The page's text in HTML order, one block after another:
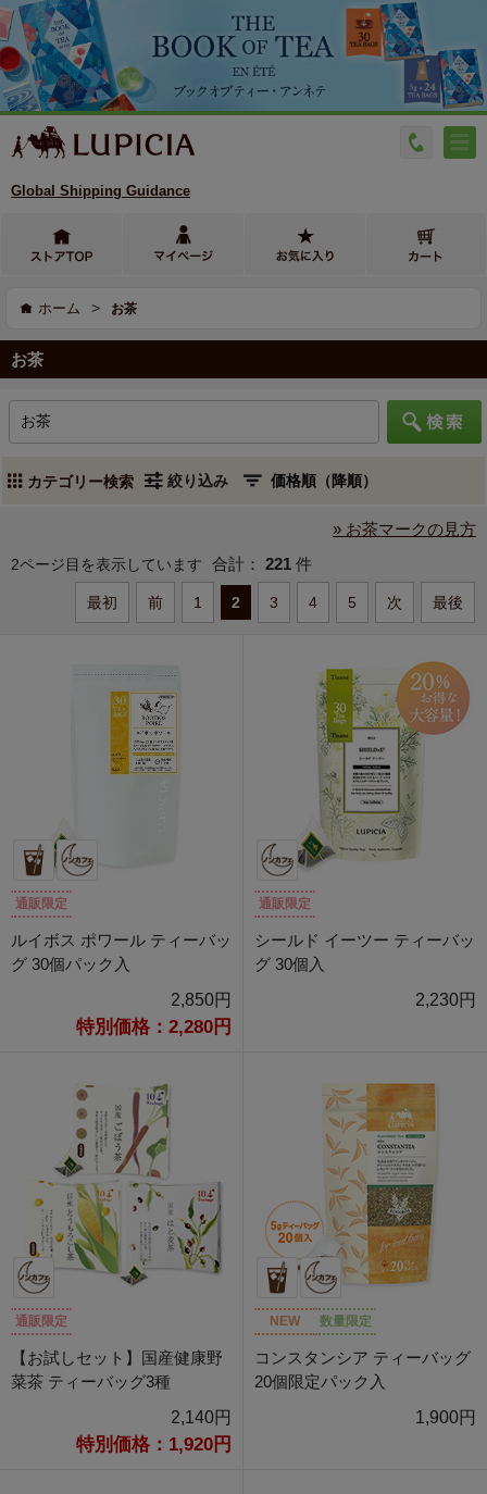
Global Shipping Guidance
ホーム > お茶
お茶
カテゴリー検索 絞り込み
» お茶マークの見方
2ページ目を表示しています 合計： 221 件
最初 前 1 2 3 4 5 次 最後
通販限定
ルイボス ポワール ティーバッ
グ 30個パック入
2,850円
特別価格：2,280円
通販限定
シールド イーツー ティーバッ
グ 30個入
2,230円
通販限定
【お試しセット】国産健康野
菜茶 ティーバッグ3種
2,140円
特別価格：1,920円
NEW 数量限定
コンスタンシア ティーバッグ
20個限定パック入
1,900円